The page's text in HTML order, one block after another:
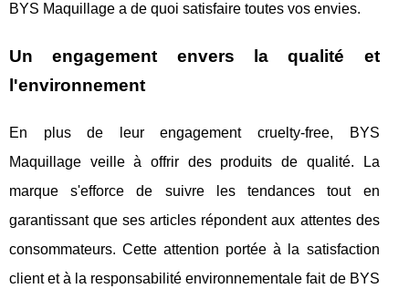
BYS Maquillage a de quoi satisfaire toutes vos envies.
Un engagement envers la qualité et
l'environnement
En plus de leur engagement cruelty-free, BYS
Maquillage veille à offrir des produits de qualité. La
marque s'efforce de suivre les tendances tout en
garantissant que ses articles répondent aux attentes des
consommateurs. Cette attention portée à la satisfaction
client et à la responsabilité environnementale fait de BYS